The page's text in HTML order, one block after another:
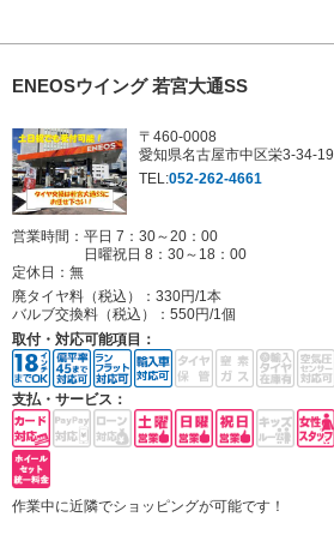
ENEOSウイング 若宮大通SS
〒460-0008
愛知県名古屋市中区栄3-34-19
TEL:052-262-4661
営業時間：平日 7：30～20：00
日曜祝日 8：30～18：00
定休日： 無
廃タイヤ料（税込）： 330円/1本
バルブ交換料（税込）： 550円/1個
取付・対応可能項目：
支払・サービス：
作業中に近隣でショッピングが可能です！